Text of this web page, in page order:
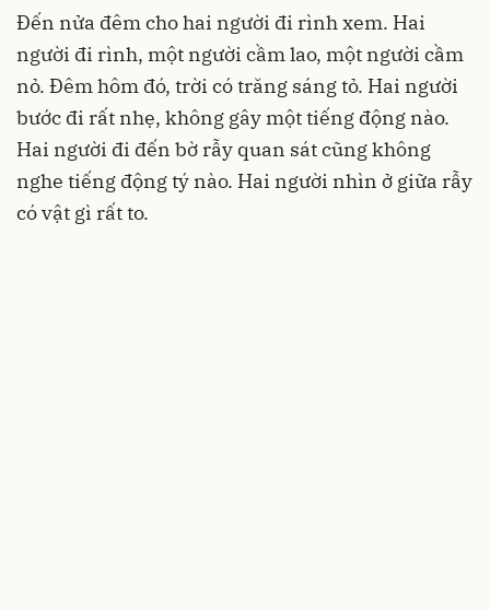
Đến nửa đêm cho hai người đi rình xem. Hai
người đi rình, một người cầm lao, một người cầm
nỏ. Đêm hôm đó, trời có trăng sáng tỏ. Hai người
bước đi rất nhẹ, không gây một tiếng động nào.
Hai người đi đến bờ rẫy quan sát cũng không
nghe tiếng động tý nào. Hai người nhìn ở giữa rẫy
có vật gì rất to.